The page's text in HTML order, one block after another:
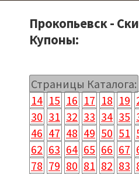
Прокопьевск -
Купоны:
Страницы Каталога:
14 15 16 17 18 19
30 31 32 33 34 35
46 47 48 49 50 51
62 63 64 65 66 67
78 79 80 81 82 83